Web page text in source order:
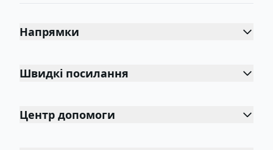
Напрямки
Швидкі посилання
Центр допомоги